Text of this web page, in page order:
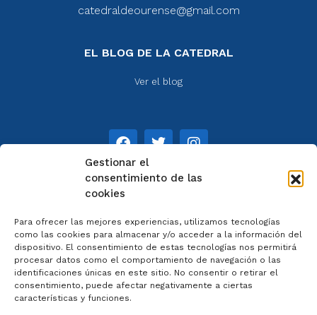
Gestionar el
consentimiento de las
cookies
Para ofrecer las mejores experiencias, utilizamos tecnologías
como las cookies para almacenar y/o acceder a la información del
dispositivo. El consentimiento de estas tecnologías nos permitirá
procesar datos como el comportamiento de navegación o las
identificaciones únicas en este sitio. No consentir o retirar el
consentimiento, puede afectar negativamente a ciertas
características y funciones.
catedraldeourense@gmail.com
EL BLOG DE LA CATEDRAL
Ver el blog
Aviso legal
Política de privacidad
Cookies
Colaboradores
Condiciones generales